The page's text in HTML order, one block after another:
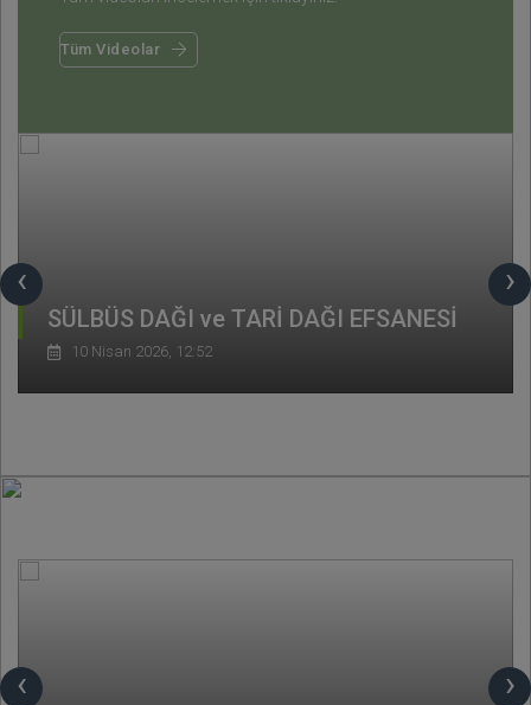
Tüm Videolar
‹ ›
SÜLBÜS DAĞI ve TARİ DAĞI EFSANESİ
10 Nisan 2026, 12:52
‹ ›